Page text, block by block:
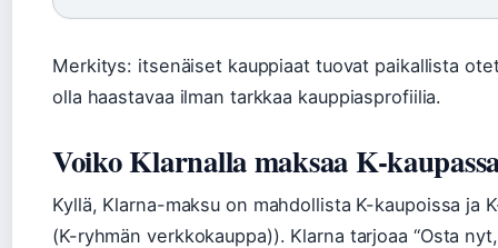
Merkitys: itsenäiset kauppiaat tuovat paikallista
olla haastavaa ilman tarkkaa kauppiasprofiilia.
Voiko Klarnalla maksaa K-
Kyllä, Klarna-maksu on mahdollista K-kaupoissa ja
(K-ryhmän verkkokauppa)). Klarna tarjoaa “Osta